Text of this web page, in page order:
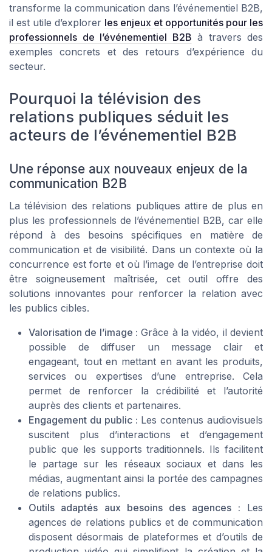
transforme la communication dans l’événementiel B2B,
il est utile d’explorer les enjeux et opportunités pour les
professionnels de l’événementiel B2B à travers des
exemples concrets et des retours d’expérience du
secteur.
Pourquoi la télévision des
relations publiques séduit les
acteurs de l’événementiel B2B
Une réponse aux nouveaux enjeux de la
communication B2B
La télévision des relations publiques attire de plus en
plus les professionnels de l’événementiel B2B, car elle
répond à des besoins spécifiques en matière de
communication et de visibilité. Dans un contexte où la
concurrence est forte et où l’image de l’entreprise doit
être soigneusement maîtrisée, cet outil offre des
solutions innovantes pour renforcer la relation avec
les publics cibles.
Valorisation de l’image : Grâce à la vidéo, il devient
possible de diffuser un message clair et
engageant, tout en mettant en avant les produits,
services ou expertises d’une entreprise. Cela
permet de renforcer la crédibilité et l’autorité
auprès des clients et partenaires.
Engagement du public : Les contenus audiovisuels
suscitent plus d’interactions et d’engagement
public que les supports traditionnels. Ils facilitent
le partage sur les réseaux sociaux et dans les
médias, augmentant ainsi la portée des campagnes
de relations publics.
Outils adaptés aux besoins des agences : Les
agences de relations publics et de communication
disposent désormais de plateformes et d’outils de